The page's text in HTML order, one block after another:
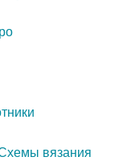
вязания